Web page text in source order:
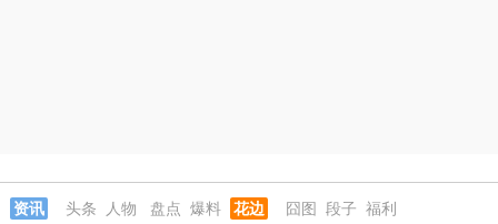
资讯 头条 人物 盘点 爆料 花边 囧图 段子 福利